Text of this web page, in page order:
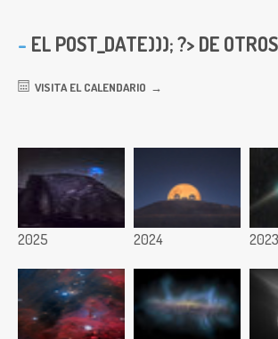
EL POST_DATE))); ?> DE
VISITA EL CALENDARIO
2025 2024 2023